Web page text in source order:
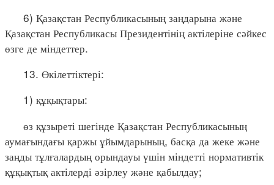
6) Қазақстан Республикасының заңдарына және
Қазақстан Республикасы Президентінің актілеріне сәйкес
өзге де міндеттер.
13. Өкілеттіктері:
1) құқықтары:
өз құзыреті шегінде Қазақстан Республикасының
аумағындағы қаржы ұйымдарының, басқа да жеке және
заңды тұлғалардың орындауы үшін міндетті нормативтік
құқықтық актілерді әзірлеу және қабылдау;